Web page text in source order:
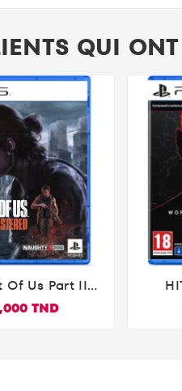
QUI

Of Us Part II
PS5
TND